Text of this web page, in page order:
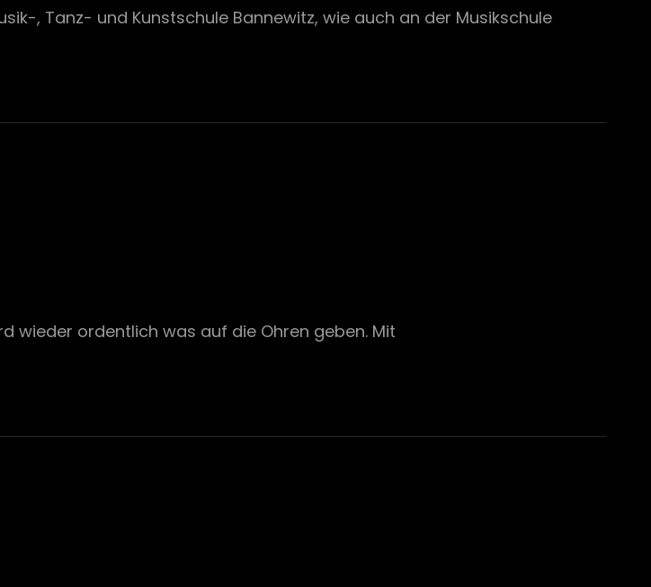
, Tanz- und Kunstschule Bannewitz, wie auch an der Musikschule
wieder ordentlich was auf die Ohren geben. Mit